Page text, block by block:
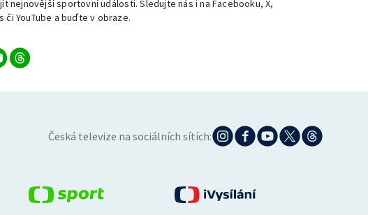
nejnovější sportovní události. Sledujte nás i na Facebooku, X,
či YouTube a buďte v obraze.
Česká televize na sociálních sítích: